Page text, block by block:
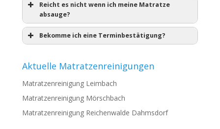
Reicht es nicht wenn ich meine Matratze
absauge?
Bekomme ich eine Terminbestätigung?
Aktuelle Matratzenreinigungen
Matratzenreinigung Leimbach
Matratzenreinigung Mörschbach
Matratzenreinigung Reichenwalde Dahmsdorf